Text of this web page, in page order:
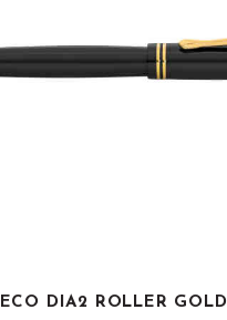
DIA2 ROLLER GOLD